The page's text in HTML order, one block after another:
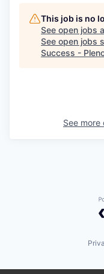
This job is no
See open jobs
See open jobs
Success -
See